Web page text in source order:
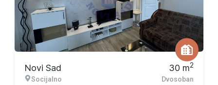
Ekskluzivna ponuda
Novi Sad
Socijalno
30 m2
Dvosoban